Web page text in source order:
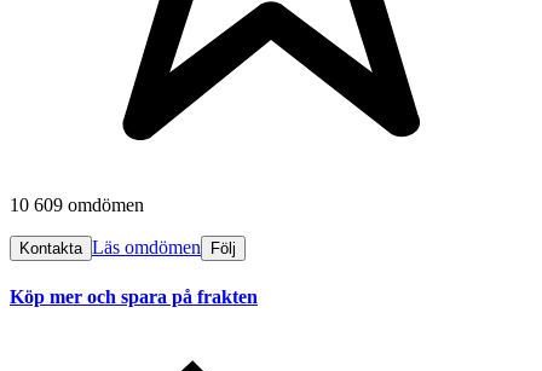
10 609 omdömen
Kontakta Läs omdömen Följ
Köp mer och spara på frakten